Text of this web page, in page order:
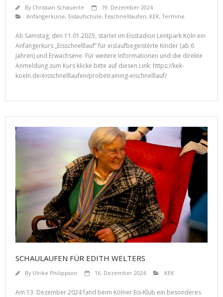
By Christian Schauerte
19. Dezember 2024
Anfängerkurse, Eislaufschule, Eisschnelllaufen, KEK,Termine
Ab Samstag, den 11.01.2025, startet im Eisstadion Lentpark Köln ein
Anfängerkurs „Eisschnelllauf“ für eislaufbegeisterte Kinder (ab 6
Jahren) und Erwachsene. Für weitere Informationen und die direkte
Anmeldung zum Kurs klicke bitte auf diesen Link: https://kek-
koeln.de/eisschnelllaufen/probetraining-eischnelllauf/
SCHAULAUFEN FÜR EDITH WELTERS
By Ulrike Philippson 16. Dezember 2024 KEK
Am 13. Dezember 2024 fand beim Kölner Eis-Klub ein besonderes